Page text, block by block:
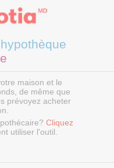
maison et le
de même que
prévoyez acheter
Cliquez
utiliser l'outil.